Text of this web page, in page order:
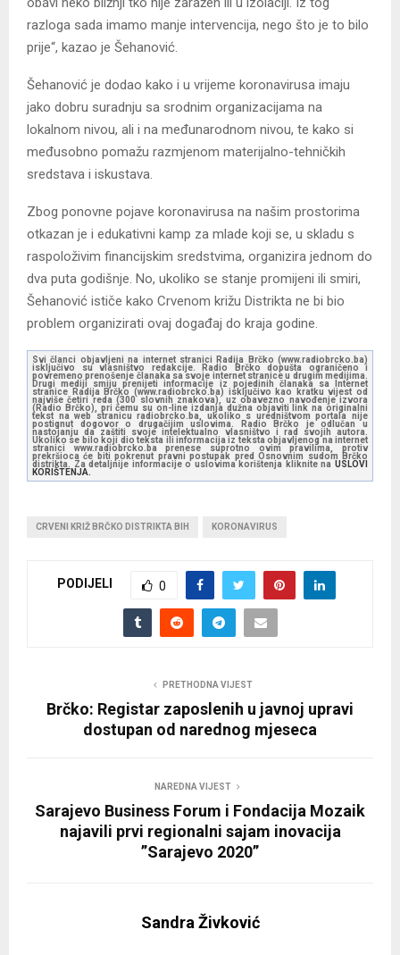
razloga sada imamo manje intervencija, nego što je to bilo
prije“, kazao je Šehanović.
Šehanović je dodao kako i u vrijeme koronavirusa imaju
jako dobru suradnju sa srodnim organizacijama na
lokalnom nivou, ali i na međunarodnom nivou, te kako si
međusobno pomažu razmjenom materijalno-tehničkih
sredstava i iskustava.
Zbog ponovne pojave koronavirusa na našim prostorima
otkazan je i edukativni kamp za mlade koji se, u skladu s
raspoloživim financijskim sredstvima, organizira jednom do
dva puta godišnje. No, ukoliko se stanje promijeni ili smiri,
Šehanović ističe kako Crvenom križu Distrikta ne bi bio
problem organizirati ovaj događaj do kraja godine.
Svi članci objavljeni na internet stranici Radija Brčko (www.radiobrcko.ba)
isključivo su vlasništvo redakcije. Radio Brčko dopušta ograničeno i
povremeno prenošenje članaka sa svoje internet stranice u drugim medijima.
Drugi mediji smiju prenijeti informacije iz pojedinih članaka sa Internet
stranice Radija Brčko (www.radiobrcko.ba) isključivo kao kratku vijest od
najviše četiri reda (300 slovnih znakova), uz obavezno navođenje izvora
(Radio Brčko), pri čemu su on-line izdanja dužna objaviti link na originalni
tekst na web stranicu radiobrcko.ba, ukoliko s uredništvom portala nije
postignut dogovor o drugačijim uslovima. Radio Brčko je odlučan u
nastojanju da zaštiti svoje intelektualno vlasništvo i rad svojih autora.
Ukoliko se bilo koji dio teksta ili informacija iz teksta objavljenog na internet
stranici www.radiobrcko.ba prenese suprotno ovim pravilima, protiv
prekršioca će biti pokrenut pravni postupak pred Osnovnim sudom Brčko
distrikta. Za detaljnije informacije o uslovima korištenja kliknite na USLOVI
KORIŠTENJA.
CRVENI KRIŽ BRČKO DISTRIKTA BIH KORONAVIRUS
PODIJELI 0
PRETHODNA VIJEST
Brčko: Registar zaposlenih u javnoj upravi
dostupan od narednog mjeseca
NAREDNA VIJEST
Sarajevo Business Forum i Fondacija Mozaik
najavili prvi regionalni sajam inovacija
”Sarajevo 2020”
Sandra Živković